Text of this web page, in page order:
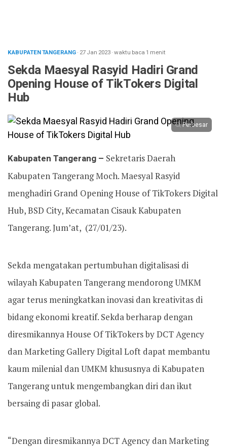
KABUPATEN TANGERANG· 27 Jan 2023·waktu baca 1 menit
Sekda Maesyal Rasyid Hadiri Grand
Opening House of TikTokers Digital
Hub
Perbesar
Kabupaten Tangerang – Sekretaris Daerah
Kabupaten Tangerang Moch. Maesyal Rasyid
menghadiri Grand Opening House of TikTokers Digital
Hub, BSD City, Kecamatan Cisauk Kabupaten
Tangerang. Jum’at, (27/01/23).
Sekda mengatakan pertumbuhan digitalisasi di
wilayah Kabupaten Tangerang mendorong UMKM
agar terus meningkatkan inovasi dan kreativitas di
bidang ekonomi kreatif. Sekda berharap dengan
diresmikannya House Of TikTokers by DCT Agency
dan Marketing Gallery Digital Loft dapat membantu
kaum milenial dan UMKM khususnya di Kabupaten
Tangerang untuk mengembangkan diri dan ikut
bersaing di pasar global.
“Dengan diresmikannya DCT Agency dan Marketing